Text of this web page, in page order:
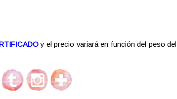
y el precio variará en función del peso del